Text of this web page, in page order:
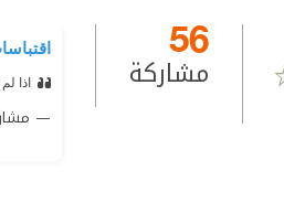
56
مشاركة اذا